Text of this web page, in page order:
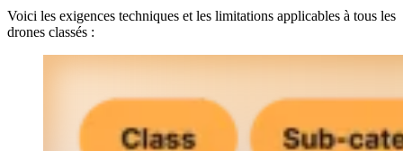
Voici les exigences techniques et les limitations applicables à tous les
drones classés :